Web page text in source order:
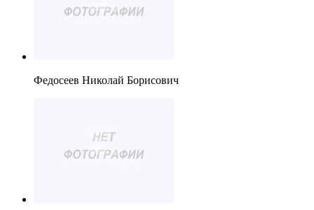
Федосеев Николай Борисович